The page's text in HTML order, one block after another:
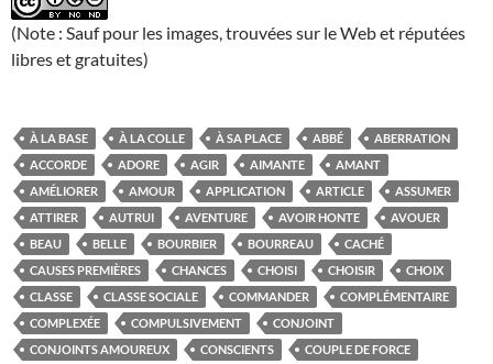
(Note : Sauf pour les images, trouvées sur le Web et réputées
libres et gratuites)
À LA BASE À LA COLLE À SA PLACE ABBÉ
ABERRATION
ACCORDE
ADORE AGIR AIMANTE
AMANT
AMÉLIORER
AMOUR APPLICATION ARTICLE
ASSUMER
ATTIRER
AUTRUI AVENTURE AVOIR HONTE
AVOUER
BEAU
BELLE BOURBIER BOURREAU
CACHÉ
CAUSES PREMIÈRES
CHANCES CHOISI CHOISIR
CHOIX
CLASSE
CLASSE SOCIALE COMMANDER
COMPLÉMENTAIRE
COMPLEXÉE
COMPULSIVEMENT
CONJOINT
CONJOINTS AMOUREUX
CONSCIENTS COUPLE DE FORCE